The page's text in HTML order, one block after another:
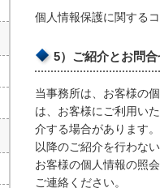
個人情報保護に関する
5）ご紹介とお問合
当事務所は、お客様の
は、お客様にご利用い
介する場合があります
以降のご紹介を行わな
お客様の個人情報の照
ご連絡ください。